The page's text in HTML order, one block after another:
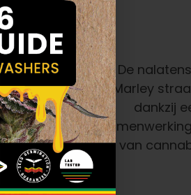
Van
Weer
Een
Van